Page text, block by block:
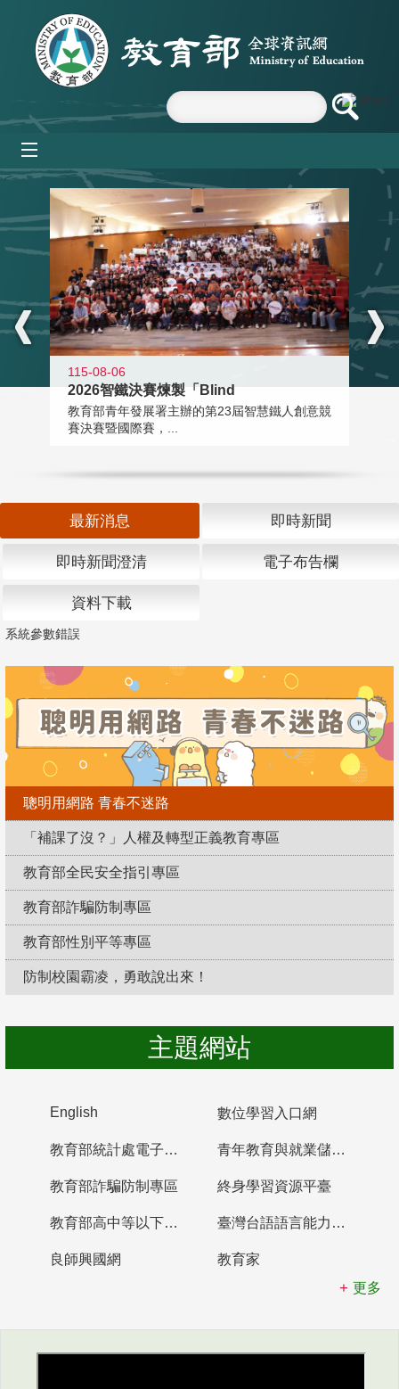
跳到主要內容區塊
:::
115-08-06
2026智鐵決賽煉製「Blind
教育部青年發展署主辦的第23屆智慧鐵人創意競
賽決賽暨國際賽，...
最新消息 即時新聞
即時新聞澄清 電子布告欄
資料下載
系統參數錯誤
聰明用網路 青春不迷路
「補課了沒？」人權及轉型正義教育專區
教育部全民安全指引專區
教育部詐騙防制專區
教育部性別平等專區
防制校園霸凌，勇敢說出來！
主題網站
English 數位學習入口網
教育部統計處電子書櫃 青年教育與就業儲蓄帳戶
教育部詐騙防制專區 終身學習資源平臺
教育部高中等以下學校及幼兒園教師資格檢定考試 臺灣台語語言能力認證網站
良師興國網
教育家
更多